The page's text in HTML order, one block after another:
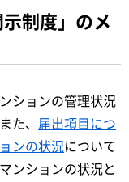
制度」のメ
ションの管理状況
た、 届出項目につ
ンの状況について
ンションの状況と